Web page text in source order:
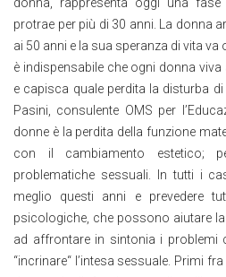
protrae per più di 30 anni. La donna
ai 50 anni e la sua speranza di vita va
è indispensabile che ogni donna
e capisca quale perdita la disturba
Pasini, consulente OMS per
donne è la perdita della funzione
con il cambiamento estetico;
problematiche sessuali. In tutti i
meglio questi anni e prevedere
psicologiche, che possono aiutare
ad affrontare in sintonia i problemi
“incrinare“ l’intesa sessuale. Primi